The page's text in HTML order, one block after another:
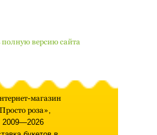
полную версию сайта
магазин
роза»,
2009—2026